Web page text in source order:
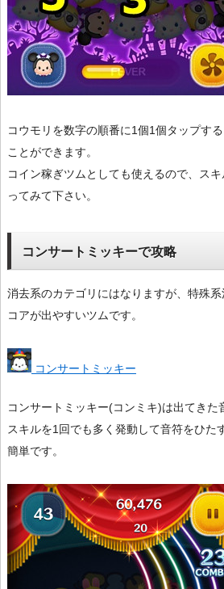
コウモリを数字の順番に1個1個タップす
ことができます。
コイン稼ぎツムとしても使えるので、ス
ってみて下さい。
コンサートミッキーで攻略
消去系のカテゴリにはなりますが、特殊
コアが出やすいツムです。
コンサートミッキー
コンサートミッキー(コンミキ)は出てきた
スキルを1回でも多く発動して音符をひた
簡単です。